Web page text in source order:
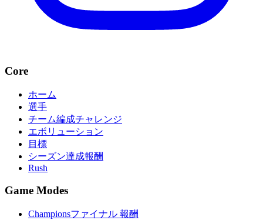
Core
ホーム
選手
チーム編成チャレンジ
エボリューション
目標
シーズン達成報酬
Rush
Game Modes
Championsファイナル 報酬